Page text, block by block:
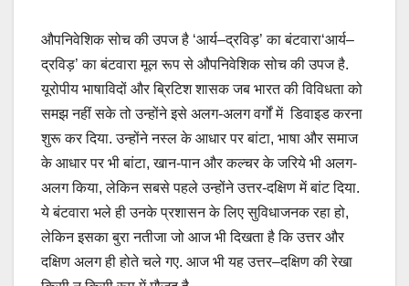
औपनिवेशिक सोच की उपज है ‘आर्य–द्रविड़’ का बंटवारा‘आर्य–
द्रविड़’ का बंटवारा मूल रूप से औपनिवेशिक सोच की उपज है.
यूरोपीय भाषाविदों और ब्रिटिश शासक जब भारत की विविधता को
समझ नहीं सके तो उन्होंने इसे अलग-अलग वर्गों में डिवाइड करना
शुरू कर दिया. उन्होंने नस्ल के आधार पर बांटा, भाषा और समाज
के आधार पर भी बांटा, खान-पान और कल्चर के जरिये भी अलग-
अलग किया, लेकिन सबसे पहले उन्होंने उत्तर-दक्षिण में बांट दिया.
ये बंटवारा भले ही उनके प्रशासन के लिए सुविधाजनक रहा हो,
लेकिन इसका बुरा नतीजा जो आज भी दिखता है कि उत्तर और
दक्षिण अलग ही होते चले गए. आज भी यह उत्तर–दक्षिण की रेखा